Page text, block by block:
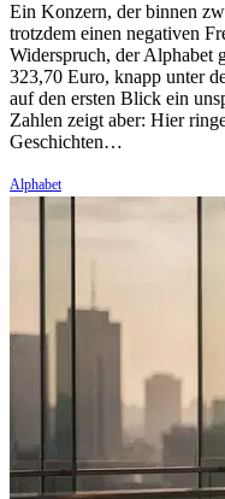
Ein Konzern, der binnen
trotzdem einen negativen
Widerspruch, der Alphabet
323,70 Euro, knapp unter
auf den ersten Blick ein
Zahlen zeigt aber: Hier
Geschichten…
Alphabet